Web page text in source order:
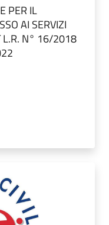
PER IL
AI SERVIZI
L.R. N° 16/2018